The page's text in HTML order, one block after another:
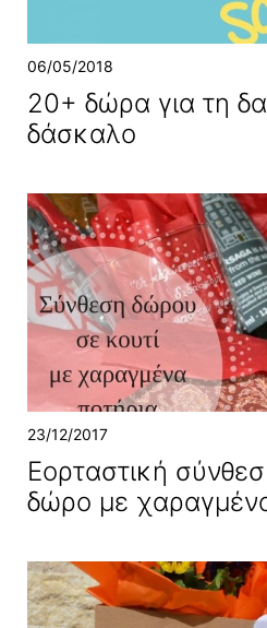
06/05/2018
20+ δώρα για τη
δάσκαλο
23/12/2017
Εορταστική
δώρο με